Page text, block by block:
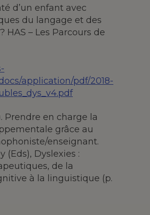
d’un enfant avec
du langage et des
HAS – Les Parcours de
application/pdf/2018-
Prendre en charge la
grâce au
enseignant.
(Eds), Dyslexies :
de la
à la linguistique (p.